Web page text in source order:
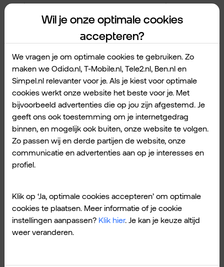
Ellie’s zoektocht naar wraak de relatie met
mensen om haar heen onder druk …
Zit jij al klaar voor The Last of Us seizoen 2?
Met een Odido abonnement kan je kiezen uit
Extra’s. Zoals een abonnement op HBO Max
Wil je onze optimale cookies
accepteren?
We vragen je om optimale cookies te gebruiken. Zo
maken we Odido.nl, T-Mobile.nl, Tele2.nl, Ben.nl en
Simpel.nl relevanter voor je. Als je kiest voor optimale
cookies werkt onze website het beste voor je. Met
bijvoorbeeld advertenties die op jou zijn afgestemd. Je
geeft ons ook toestemming om je internetgedrag
binnen, en mogelijk ook buiten, onze website te volgen.
Zo passen wij en derde partijen de website, onze
communicatie en advertenties aan op je interesses en
profiel.
Klik op ‘Ja, optimale cookies accepteren’ om optimale
cookies te plaatsen. Meer informatie of je cookie
instellingen aanpassen? Klik hier. Je kan je keuze altijd
weer veranderen.